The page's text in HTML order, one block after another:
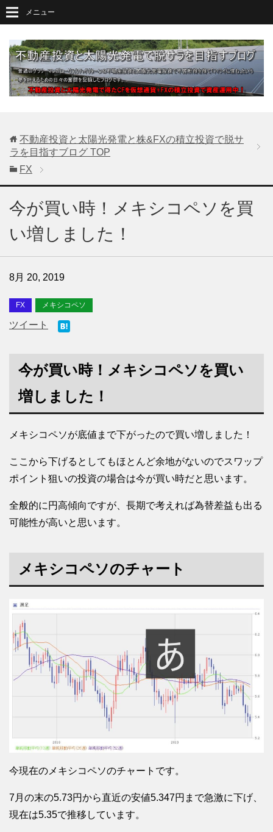
メニュー
不動産投資と太陽光発電と株&FXの積立投資で脱サ
ラを目指すブログ TOP
FX
今が買い時！メキシコペソを買
い増しました！
8月 20, 2019
FX メキシコペソ
ツイート
今が買い時！メキシコペソを買い
増しました！
メキシコペソが底値まで下がったので買い増しました！
ここから下げるとしてもほとんど余地がないのでスワップ
ポイント狙いの投資の場合は今が買い時だと思います。
全般的に円高傾向ですが、長期で考えれば為替差益も出る
可能性が高いと思います。
メキシコペソのチャート
今現在のメキシコペソのチャートです。
7月の末の5.73円から直近の安値5.347円まで急激に下げ、
現在は5.35で推移しています。